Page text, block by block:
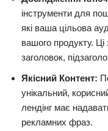
інструменти для
які ваша цільова
вашого продукту. Ці
заголовок,
Якісний Контент:
унікальний,
лендінг має
рекламних фраз.